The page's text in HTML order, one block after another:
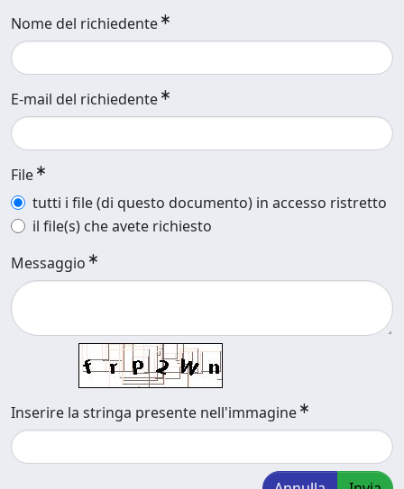
Nome del richiedente
E-mail del richiedente
File
tutti i file (di questo documento) in accesso ristretto
il file(s) che avete richiesto
Messaggio
Inserire la stringa presente nell'immagine